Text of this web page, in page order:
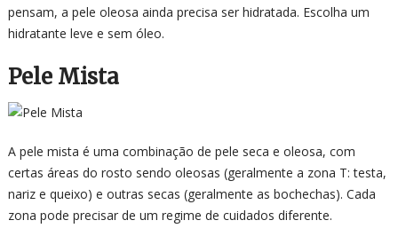
pensam, a pele oleosa ainda precisa ser hidratada. Escolha um
hidratante leve e sem óleo.
Pele Mista
A pele mista é uma combinação de pele seca e oleosa, com
certas áreas do rosto sendo oleosas (geralmente a zona T: testa,
nariz e queixo) e outras secas (geralmente as bochechas). Cada
zona pode precisar de um regime de cuidados diferente.